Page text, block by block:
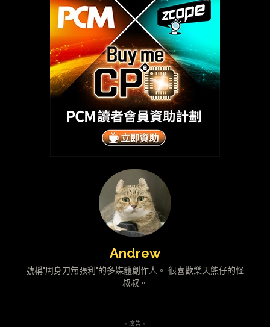
Andrew
號稱"周身刀無張利"的多媒體創作人。 很喜歡樂天熊仔的怪
叔叔。
- 廣告 -